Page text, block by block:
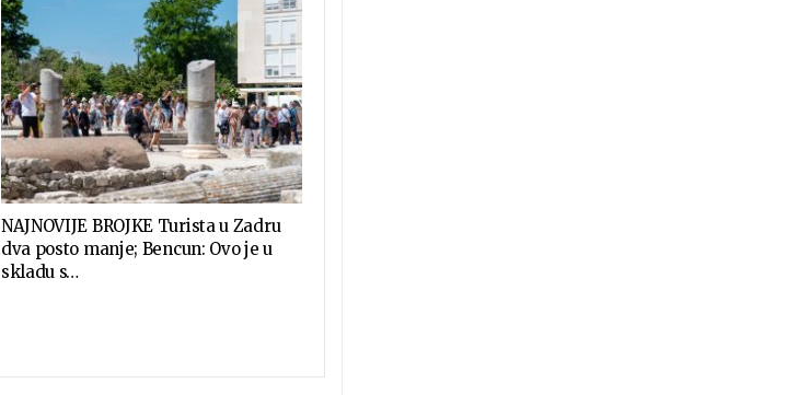
NAJNOVIJE BROJKE Turista u Zadru
dva posto manje; Bencun: Ovo je u
skladu s…